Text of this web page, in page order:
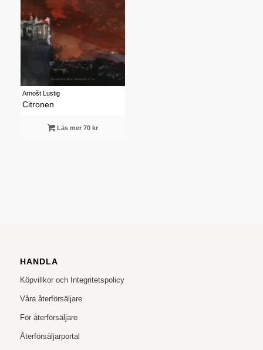
Arnošt Lustig
Citronen
Läs mer 70 kr
HANDLA
Köpvillkor och Integritetspolicy
Våra återförsäljare
För återförsäljare
Återförsäljarportal